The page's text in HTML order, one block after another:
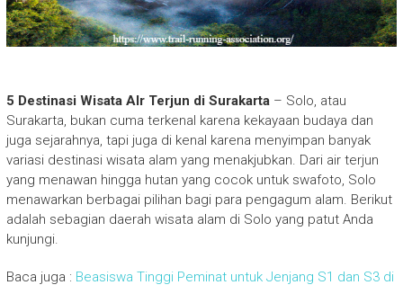
5 Destinasi Wisata AIr Terjun di Surakarta– Solo, atau
Surakarta, bukan cuma terkenal karena kekayaan budaya dan
juga sejarahnya, tapi juga di kenal karena menyimpan banyak
variasi destinasi wisata alam yang menakjubkan. Dari air terjun
yang menawan hingga hutan yang cocok untuk swafoto, Solo
menawarkan berbagai pilihan bagi para pengagum alam. Berikut
adalah sebagian daerah wisata alam di Solo yang patut Anda
kunjungi.
Baca juga : Beasiswa Tinggi Peminat untuk Jenjang S1 dan S3 di